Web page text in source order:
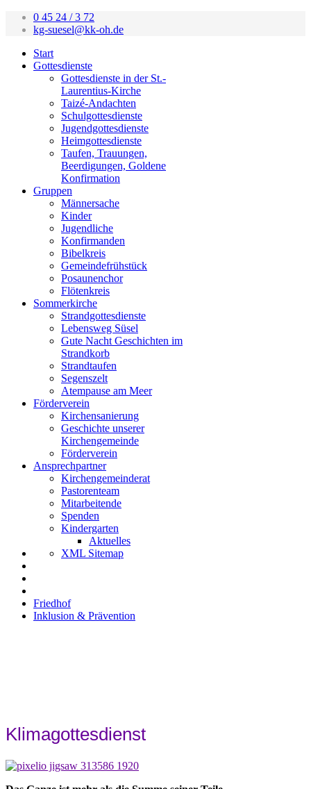
0 45 24 / 3 72
kg-suesel@kk-oh.de
Start
Gottesdienste
Gottesdienste in der St.-
Laurentius-Kirche
Taizé-Andachten
Schulgottesdienste
Jugendgottesdienste
Heimgottesdienste
Taufen, Trauungen,
Beerdigungen, Goldene
Konfirmation
Gruppen
Männersache
Kinder
Jugendliche
Konfirmanden
Bibelkreis
Gemeindefrühstück
Posaunenchor
Flötenkreis
Sommerkirche
Strandgottesdienste
Lebensweg Süsel
Gute Nacht Geschichten im
Strandkorb
Strandtaufen
Segenszelt
Atempause am Meer
Förderverein
Kirchensanierung
Geschichte unserer
Kirchengemeinde
Förderverein
Ansprechpartner
Kirchengemeinderat
Pastorenteam
Mitarbeitende
Spenden
Kindergarten
Aktuelles
XML Sitemap
Friedhof
Inklusion & Prävention
Klimagottesdienst